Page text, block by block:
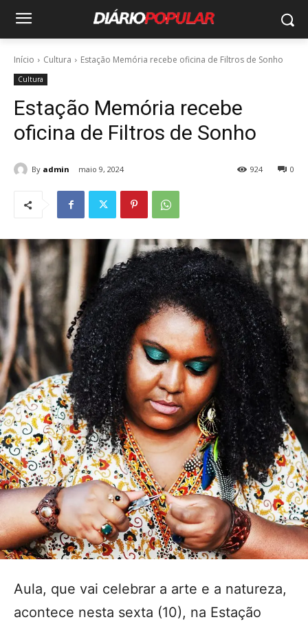
Início Cultura Estação Memória recebe oficina de Filtros de Sonho
Cultura
Estação Memória recebe
oficina de Filtros de Sonho
By admin maio 9, 2024 0
924
Aula, que vai celebrar a arte e a natureza,
acontece nesta sexta (10), na Estação